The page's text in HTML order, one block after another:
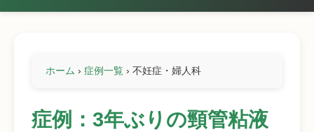
ホーム › 症例一覧 › 不妊症・婦人科
症例：3年ぶりの頸管粘液